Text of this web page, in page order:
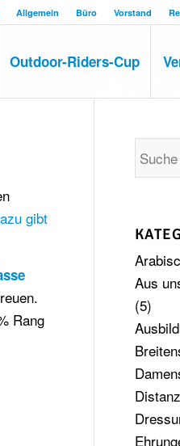
Allgemein Büro Vorstand
Outdoor-Riders-Cup
gibt
Rang
Aus
(5)